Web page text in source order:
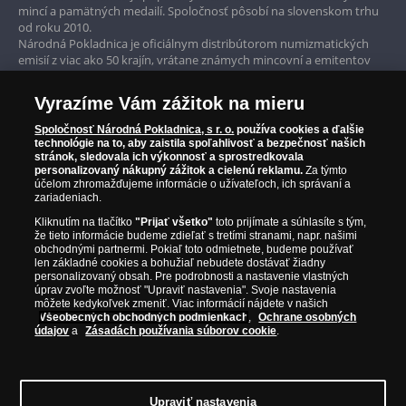
obchodné podmienky Národnej Pokladnice s.r.o.
nájdete na
Národná Pokladnica pôsobí plne v súlade so
Pokiaľ si chcete tovar objednať, musíte byť starší ako
18 rokov. Predmetom Vašej objednávky je výhradne
tu ponúkaný tovar. Tovar expedujeme najneskôr do
30 dní po prijatí objednávky. Produkt bude odoslaný
v dokonalom novom stave, pokiaľ nie je uvedené inak
(napr. historické či použité vzácne mince). Každú
zásielku nám môžete prostredníctvom Slovenskej
pošty a.s. zaslať späť. V prípade vrátenia už
uhradenej zásielky Vám vrátime uhradenú
fakturovanú čiastku v priebehu 30 dní. Reklamácie
môžete podať písomne na adresu predávajúceho,
emailom alebo telefonicky na zákazníckej linke.
Postup riešenia pri reklamácii je popísaný na
www.narodnapokladnica.sk.
na uzavretie a plnenie zmluvy o kúpe tovaru. Máme
Garancia najvyššej kvality
Iba originálne produkty
mincí a pamätných medailí. Spoločnosť pôsobí na slovenskom trhu
od roku 2010.
Národná Pokladnica je oficiálnym distribútorom numizmatických
emisií z viac ako 50 krajín, vrátane známych mincovní a emitentov
Parížska mincovňa, Nórska mincovňa, Fínska mincovňa alebo
Austrálska mincovňa Perth. Spoločnosť svojim zákazníkom a
zberateľom garantuje, že všetky produkty sú v originálnej a v
prvotriednej kvalite, čo je doložené aj priloženým Certifikátom
autentickosti.
© Copyright 2026 - Národná Pokladnica, s. r. o.; Námestie Mateja Korvína 1,
Vyrazíme Vám zážitok na mieru
Spoločnosť Národná Pokladnica, s r. o. používa cookies a ďalšie
technológie na to, aby zaistila spoľahlivosť a bezpečnosť našich
stránok, sledovala ich výkonnosť a sprostredkovala
personalizovaný nákupný zážitok a cielenú reklamu. Za týmto
účelom zhromažďujeme informácie o užívateľoch, ich správaní a
zariadeniach.
Kliknutím na tlačítko"Prijať všetko" toto prijímate a súhlasíte s tým,
že tieto informácie budeme zdieľať s tretími stranami, napr. našimi
obchodnými partnermi. Pokiaľ toto odmietnete, budeme používať
len základné cookies a bohužiaľ nebudete dostávať žiadny
personalizovaný obsah. Pre podrobnosti a nastavenie vlastných
úprav zvoľte možnosť "Upraviť nastavenia". Svoje nastavenia
môžete kedykoľvek zmeniť. Viac informácií nájdete v našich
Všeobecných obchodných podmienkach ,
Ochrane osobných
údajov a Zásadách používania súborov cookie.
Upraviť nastavenia